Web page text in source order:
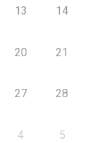
13 14
20 21
27 28
4 5